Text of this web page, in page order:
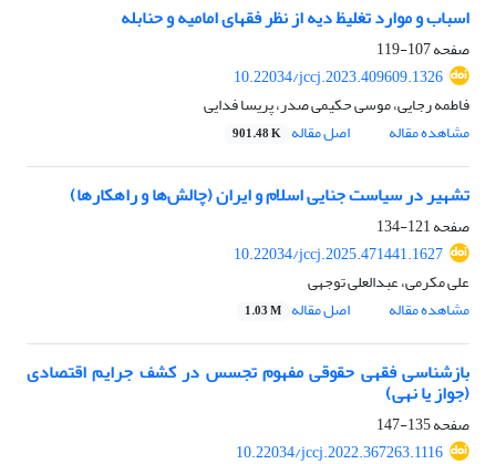
اسباب و موارد تغلیظ دیه از نظر فقهای امامیه و حنابله
صفحه107-119
10.22034/jccj.2023.409609.1326
فاطمه رجایی، موسی حکیمی صدر، پریسا فدایی
مشاهده مقاله
اصل مقاله 901.48 K
تشهیر در سیاست جنایی اسلام و ایران (چالش‌ها و راهکارها)
صفحه121-134
10.22034/jccj.2025.471441.1627
علی مکرمی، عبدالعلی توجهی
مشاهده مقاله
اصل مقاله 1.03 M
بازشناسی فقهی حقوقی مفهوم تجسس در کشف جرایم اقتصادی
(جواز یا نهی)
صفحه135-147
10.22034/jccj.2022.367263.1116